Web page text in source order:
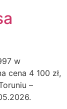
w
cena 4 100 zł,
–